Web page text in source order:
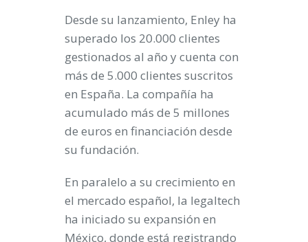
Desde su lanzamiento, Enley ha
superado los 20.000 clientes
gestionados al año y cuenta con
más de 5.000 clientes suscritos
en España. La compañía ha
acumulado más de 5 millones
de euros en financiación desde
su fundación.
En paralelo a su crecimiento en
el mercado español, la legaltech
ha iniciado su expansión en
México, donde está registrando